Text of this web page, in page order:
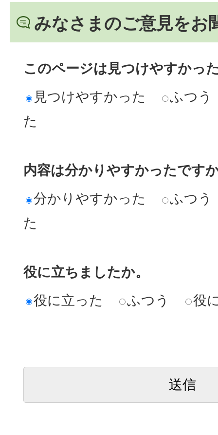
みなさまのご意見をお
このページは見つけやすかっ
見つけやすかった
ふつう
た
内容は分かりやすかったです
分かりやすかった
ふつう
た
役に立ちましたか。
役に立った
ふつう 役